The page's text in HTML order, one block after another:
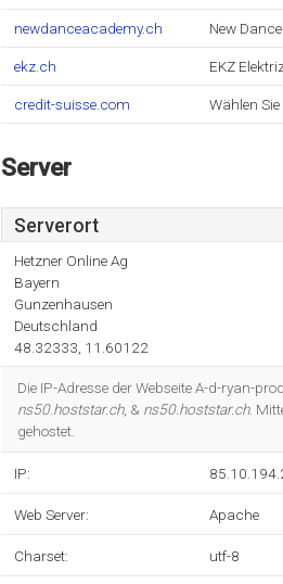
newdanceacademy.ch New
ekz.ch EKZ
credit-suisse.com Wählen
Server
Serverort
Hetzner Online Ag
Bayern
Gunzenhausen
Deutschland
48.32333, 11.60122
Die IP-Adresse der Webseite A-d-ryan-
ns50.hoststar.ch, & ns50.hoststar.ch.
gehostet.
IP:
Web Server: Apache
Charset: utf-8